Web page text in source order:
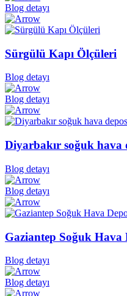
Blog detayı
Sürgülü Kapı Ölçüleri
Blog detayı
Blog detayı
Diyarbakır soğuk hava
Blog detayı
Blog detayı
Gaziantep Soğuk Hava
Blog detayı
Blog detayı